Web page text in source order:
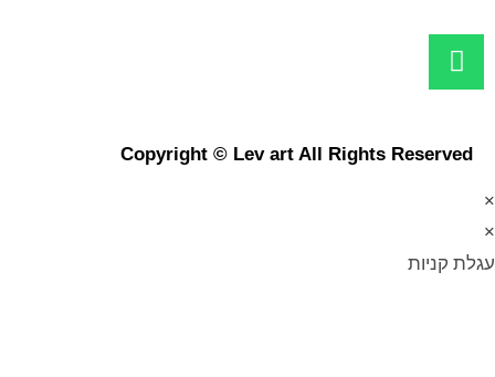
Copyright © Lev art All Rights Reserved
×
×
עגלת קניות